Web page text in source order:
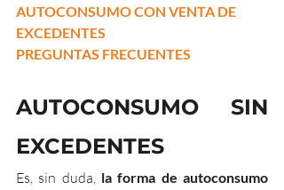
AUTOCONSUMO CON VENTA DE
EXCEDENTES
PREGUNTAS FRECUENTES
AUTOCONSUMO SIN
EXCEDENTES
Es, sin duda, la forma de autoconsumo